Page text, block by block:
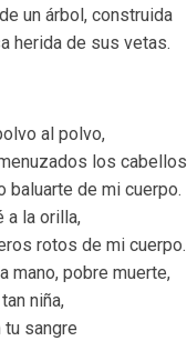
un árbol, construida
herida de sus vetas.
al polvo,
los cabellos
baluarte de mi cuerpo.
a la orilla,
rotos de mi cuerpo.
mano, pobre muerte,
niña,
tu sangre